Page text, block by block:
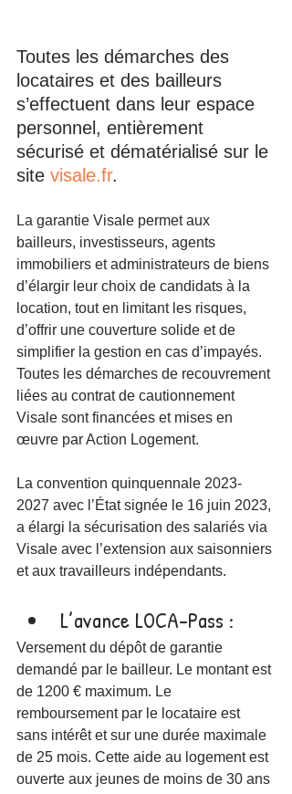
Toutes les démarches des
locataires et des bailleurs
s’effectuent dans leur espace
personnel, entièrement
sécurisé et dématérialisé sur le
site visale.fr.
La garantie Visale permet aux
bailleurs, investisseurs, agents
immobiliers et administrateurs de biens
d’élargir leur choix de candidats à la
location, tout en limitant les risques,
d’offrir une couverture solide et de
simplifier la gestion en cas d’impayés.
Toutes les démarches de recouvrement
liées au contrat de cautionnement
Visale sont financées et mises en
œuvre par Action Logement.
La convention quinquennale 2023-
2027 avec l’État signée le 16 juin 2023,
a élargi la sécurisation des salariés via
Visale avec l’extension aux saisonniers
et aux travailleurs indépendants.
L’avance LOCA-Pass :
Versement du dépôt de garantie
demandé par le bailleur. Le montant est
de 1200 € maximum. Le
remboursement par le locataire est
sans intérêt et sur une durée maximale
de 25 mois. Cette aide au logement est
ouverte aux jeunes de moins de 30 ans